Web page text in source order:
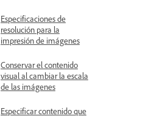
Especificaciones de
resolución para la
impresión de imágenes
Conservar el contenido
visual al cambiar la escala
de las imágenes
Especificar contenido que